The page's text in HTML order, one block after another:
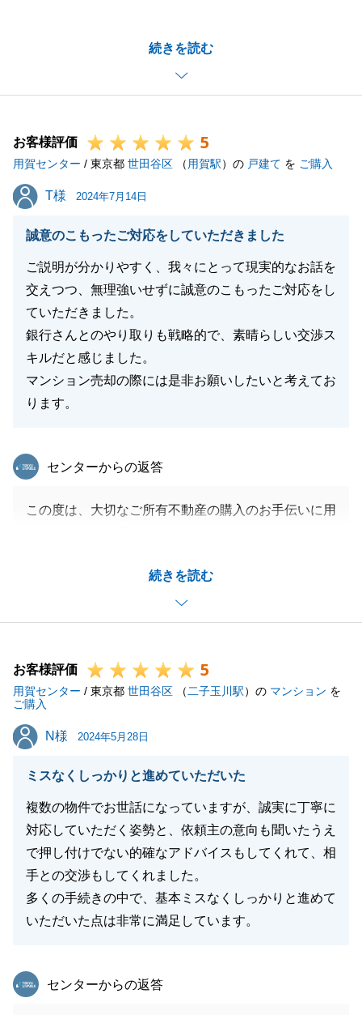
続きを読む
いでき、またお役にたてたこと大変光栄でございま
M様を私のもとでご案内させていただいたのは１物件
宅ローンのことなど含めて、滞りなくお引き渡しを迎
えることが出来たこと、大変嬉しく思います。
お引き渡し以降も、住まいのパートナーとしてお客様
のお役に立てればと思っておりますので、お気軽にご
連絡いただけましたら幸いでございます。
お願い申し上げます。
お客様評価 5
用賀センター / 東京都 世田谷区 （ 用賀駅）の 戸建て を ご購入
T様
T様 2024年7月14日
誠意のこもったご対応をしていただきました
ご説明が分かりやすく、我々にとって現実的なお話を
交えつつ、無理強いせずに誠意のこもったご対応をし
ていただきました。
銀行さんとのやり取りも戦略的で、素晴らしい交渉ス
キルだと感じました。
マンション売却の際には是非お願いしたいと考えてお
ります。
続きを読む
東急リバブル
センターからの返答
この度は、大切なご所有不動産の購入のお手伝いに用
微力ながらT様のお役に立てたこと大変光栄でござい
T様に最初にご相談いただいてから、約４か月、ハウ
宅ローンについてのご相談を、幾度も重ねたことで、
最終的にご満足いただける不動産購入に繋がったと考
えております。
T様から頂いたお褒めの言葉を糧に、これからも精進
引き続き、現在のご自宅のご売却も含め、T様の住ま
いのパートナーとして、お力になれればと思っており
ます。
この度は貴重なご意見有難うございました。
今後ともよろしくお願い申し上げます。
お客様評価 5
用賀センター / 東京都 世田谷区 （ 二子玉川駅）の マンション を
ご購入
N様
N様 2024年5月28日
ミスなくしっかりと進めていただいた
複数の物件でお世話になっていますが、誠実に丁寧に
対応していただく姿勢と、依頼主の意向も聞いたうえ
で押し付けでない的確なアドバイスもしてくれて、相
手との交渉もしてくれました。
多くの手続きの中で、基本ミスなくしっかりと進めて
いただいた点は非常に満足しています。
東急リバブル
センターからの返答